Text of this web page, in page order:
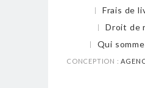
Frais de
Droit de
Qui
CONCEPTION :